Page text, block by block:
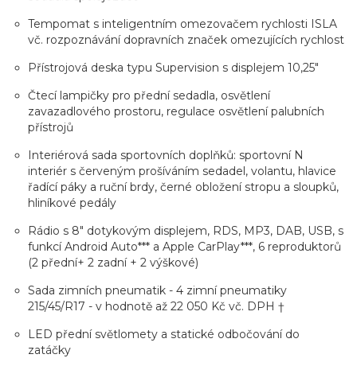
Tempomat s inteligentním omezovačem rychlosti ISLA
vč. rozpoznávání dopravních značek omezujících rychlost
Přístrojová deska typu Supervision s displejem 10,25"
Čtecí lampičky pro přední sedadla, osvětlení
zavazadlového prostoru, regulace osvětlení palubních
přístrojů
Interiérová sada sportovních doplňků: sportovní N
interiér s červeným prošíváním sedadel, volantu, hlavice
řadící páky a ruční brdy, černé obložení stropu a sloupků,
hliníkové pedály
Rádio s 8" dotykovým displejem, RDS, MP3, DAB, USB, s
funkcí Android Auto*** a Apple CarPlay***, 6 reproduktorů
(2 přední+ 2 zadní + 2 výškové)
Sada zimních pneumatik - 4 zimní pneumatiky
215/45/R17 - v hodnotě až 22 050 Kč vč. DPH †
LED přední světlomety a statické odbočování do
zatáčky